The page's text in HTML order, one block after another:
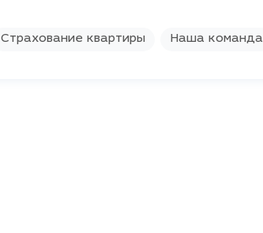
Страхование квартиры Наша команда